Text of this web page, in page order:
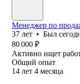
Менеджер по
37 лет • Был
80 000 ₽
Активно ищет
Общий опыт
14 лет 4 месяца